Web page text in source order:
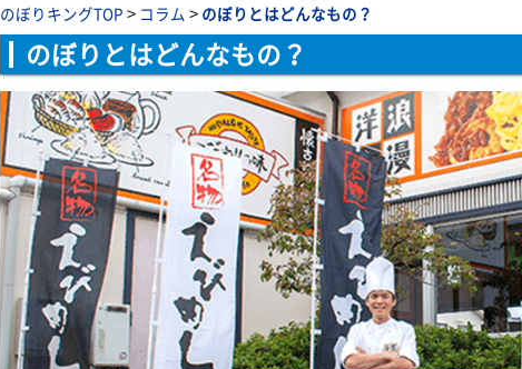
のぼりキングTOP > コラム > のぼりとはどんなもの？
のぼりとはどんなもの？